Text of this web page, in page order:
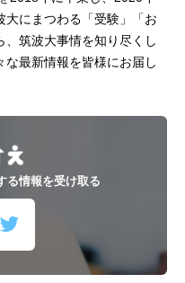
大にまつわる「受験」「お
筑波大事情を知り尽くし
最新情報を皆様にお届し
る情報を受け取る